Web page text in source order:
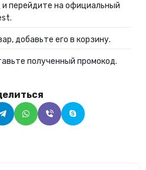
перейдите на официальный
добавьте его в корзину.
полученный промокод.